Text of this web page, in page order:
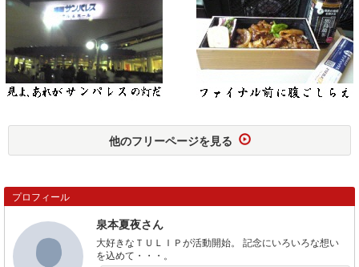
他のフリーページを見る
プロフィール
泉本夏夜さん
大好きなＴＵＬＩＰが活動開始。 記念にいろいろな想い
を込めて・・・。